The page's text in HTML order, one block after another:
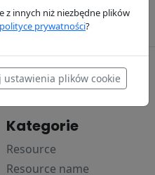
Kategorie
Resource
Resource name
z innych niż niezbędne plików
polityce prywatności?
ustawienia plików cookie